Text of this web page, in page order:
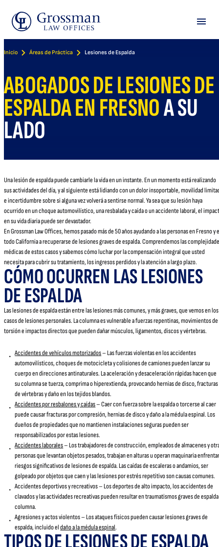
content
Menu
Inicio Áreas de Práctica Lesiones de Espalda
ABOGADOS DE LESIONES DE
ESPALDA EN FRESNOA SU
LADO
Una lesión de espalda puede cambiarle la vida en un instante. En un momento está realizando
sus actividades del día, y al siguiente está lidiando con un dolor insoportable, movilidad
e incertidumbre sobre si alguna vez volverá a sentirse normal. Ya sea que su lesión haya
ocurrido en un choque automovilístico, una resbalada y caída o un accidente laboral, el
en su vida diaria puede ser devastador.
En Grossman Law Offices, hemos pasado más de 50 años ayudando a las personas en Fresno y
todo California a recuperarse de lesiones graves de espalda. Comprendemos las
médicas de estos casos y sabemos cómo luchar por la compensación integral que usted
necesita para cubrir su tratamiento, los ingresos perdidos y la atención a largo plazo.
CÓMO OCURREN LAS LESIONES
DE ESPALDA
Las lesiones de espalda están entre las lesiones más comunes, y más graves, que vemos en los
casos de lesiones personales. La columna es vulnerable a fuerzas repentinas, movimientos de
torsión e impactos directos que pueden dañar músculos, ligamentos, discos y vértebras.
Accidentes de vehículos motorizados– Las fuerzas violentas en los accidentes
automovilísticos, choques de motocicleta y colisiones de camiones pueden lanzar su
cuerpo en direcciones antinaturales. La aceleración y desaceleración rápidas hacen que
su columna se tuerza, comprima o hiperextienda, provocando hernias de disco, fracturas
de vértebras y daño en los tejidos blandos.
Accidentes por resbalones y caídas– Caer con fuerza sobre la espalda o torcerse al caer
puede causar fracturas por compresión, hernias de disco y daño a la médula espinal. Los
dueños de propiedades que no mantienen instalaciones seguras pueden ser
responsabilizados por estas lesiones.
Accidentes laborales– Los trabajadores de construcción, empleados de almacenes y
personas que levantan objetos pesados, trabajan en alturas u operan maquinaria
riesgos significativos de lesiones de espalda. Las caídas de escaleras o andamios, ser
golpeado por objetos que caen y las lesiones por estrés repetitivo son causas comunes.
Accidentes deportivos y recreativos – Los deportes de alto impacto, los accidentes de
clavados y las actividades recreativas pueden resultar en traumatismos graves de
columna.
Agresiones y actos violentos – Los ataques físicos pueden causar lesiones graves de
espalda, incluido eldaño a la médula espinal.